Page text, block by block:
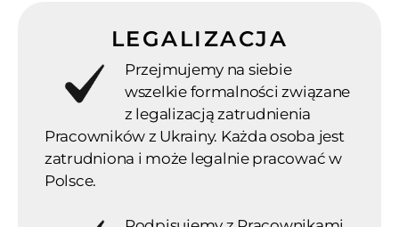
LEGALIZACJA
Przejmujemy na siebie
wszelkie formalności związane
z legalizacją zatrudnienia
Pracowników z Ukrainy. Każda osoba jest
zatrudniona i może legalnie pracować w
Polsce.